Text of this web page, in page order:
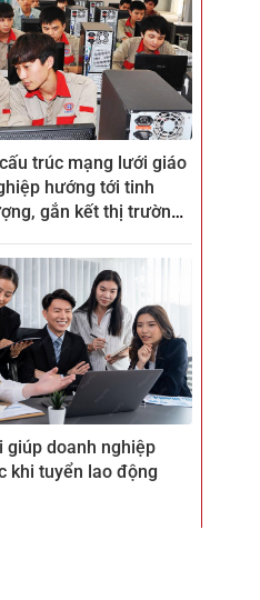
trúc mạng lưới giáo
hướng tới tinh
gắn kết thị trường
giúp doanh nghiệp
khi tuyển lao động